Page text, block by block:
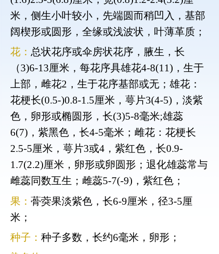
米，侧生小叶较小，先端圆而稍凹入，基部
阔楔形或圆形，全缘或浅波状，叶薄革质；
花： 总状花序或伞房状花序，腋生，长
（3)6-13厘米，每花序具雄花4-8(11)，生于
上部，雌花2，生于花序基部或无；雄花：
花梗长(0.5-)0.8-1.5厘米，萼片3(4-5)，淡紫
色，卵形或椭圆形，长(3)5-8毫米;雄蕊
6(7)，紫黑色，长4-5毫米；雌花：花梗长
2.5-5厘米，萼片3或4，紫红色，长0.9-
1.7(2.2)厘米，卵形或卵圆形；退化雄蕊常与
雌蕊同数互生；雌蕊5-7(-9)，紫红色；
果： 蓇葖果淡紫色，长6-9厘米，径3-5厘
米；
种子： 种子多数，长约6毫米，卵形；